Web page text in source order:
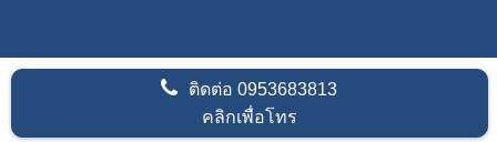
ติดต่อ0953683813
คลิกเพื่อโทร